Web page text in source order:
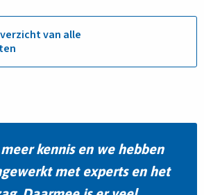
van alle
kennis en we hebben
met experts en het